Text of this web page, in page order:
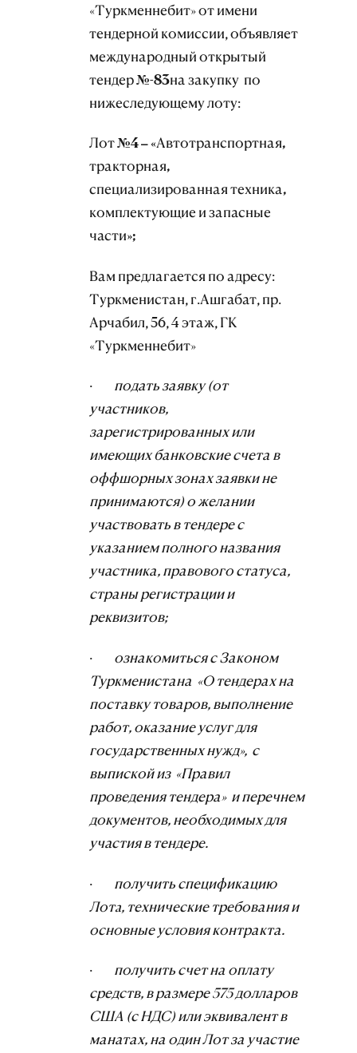
«Туркменнебит» от имени
тендерной комиссии, объявляет
международный открытый
тендер№-83на закупку по
нижеследующему лоту:
Лот №4 – «Автотранспортная,
тракторная,
специализированная техника,
комплектующие и запасные
части»;
Вам предлагается по адресу:
Туркменистан, г.Ашгабат, пр.
Арчабил, 56, 4 этаж, ГК
«Туркменнебит»
· подать заявку (от
участников,
зарегистрированных или
имеющих банковские счета в
оффшорных зонах заявки не
принимаются) о желании
участвовать в тендере с
указанием полного названия
участника, правового статуса,
страны регистрации и
реквизитов;
· ознакомиться с Законом
Туркменистана «О тендерах на
поставку товаров, выполнение
работ, оказание услуг для
государственных нужд», с
выпиской из «Правил
проведения тендера» и перечнем
документов, необходимых для
участия в тендере.
· получить спецификацию
Лотa, технические требования и
основные условия контракта.
· получить счет на оплату
средств, в размере 575 долларов
США (с НДС) или эквивалент в
манатах, на один Лот за участие